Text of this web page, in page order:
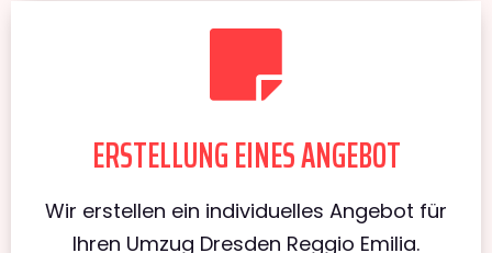
ERSTELLUNG EINES ANGEBOT
Wir erstellen ein individuelles Angebot für
Ihren Umzug Dresden Reggio Emilia.